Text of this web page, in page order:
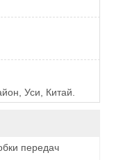
Уси, Китай.
передач